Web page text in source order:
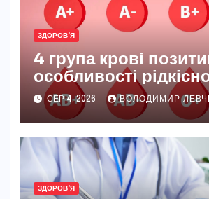
ЗДОРОВ'Я
4 група крові
особливості
СЕР 4, 2026 ВОЛОДИМИР
ЗДОРОВ'Я